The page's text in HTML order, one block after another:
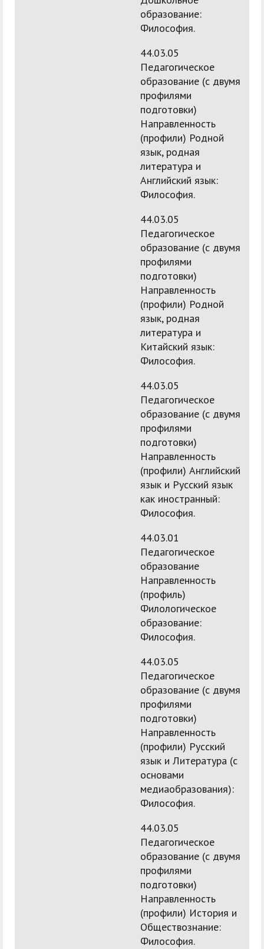
образование:
Философия.
44.03.05
Педагогическое
образование (с двумя
профилями
подготовки)
Направленность
(профили) Родной
язык, родная
литература и
Английский язык:
Философия.
44.03.05
Педагогическое
образование (с двумя
профилями
подготовки)
Направленность
(профили) Родной
язык, родная
литература и
Китайский язык:
Философия.
44.03.05
Педагогическое
образование (с двумя
профилями
подготовки)
Направленность
(профили) Английский
язык и Русский язык
как иностранный:
Философия.
44.03.01
Педагогическое
образование
Направленность
(профиль)
Филологическое
образование:
Философия.
44.03.05
Педагогическое
образование (с двумя
профилями
подготовки)
Направленность
(профили) Русский
язык и Литература (с
основами
медиаобразования):
Философия.
44.03.05
Педагогическое
образование (с двумя
профилями
подготовки)
Направленность
(профили) История и
Обществознание:
Философия.